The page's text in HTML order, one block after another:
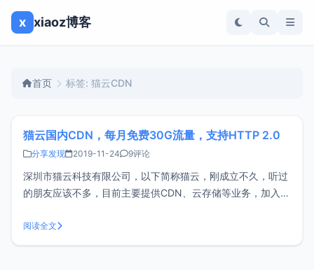
x xiaoz博客
首页 标签: 猫云CDN
猫云国内CDN，每月免费30G流量，支持HTTP 2.0
分享发现 2019-11-24 9评论
深圳市猫云科技有限公司，以下简称猫云，刚成立不久，听过
的朋友应该不多，目前主要提供CDN、云存储等业务，加入猫
于猫云CDN猫云CDN融合了阿里云CDN、腾讯云CDN、网宿
CDN、白山云CDN，而非自建CDN服务，稳定性应该比较有
阅读全文